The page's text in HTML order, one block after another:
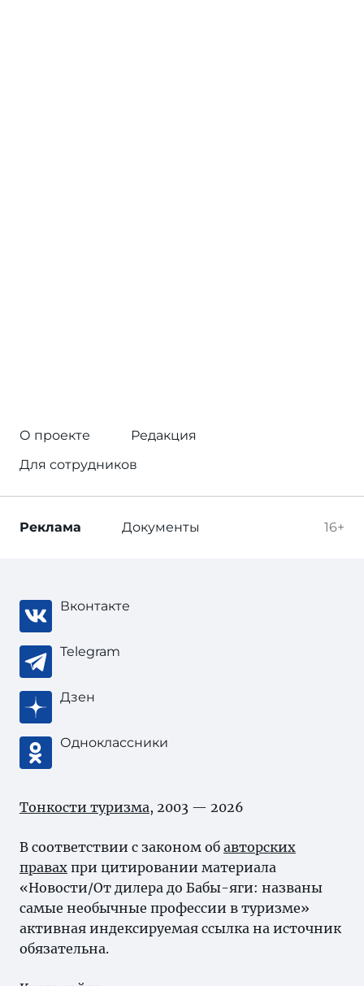
О проекте
Редакция
Для сотрудников
16+
Реклама Документы
Вконтакте
Telegram
Дзен
Одноклассники
Тонкости туризма, 2003 — 2026
В соответствии с законом об авторских
правах при цитировании материала
«Новости/От дилера до Бабы-яги: названы
самые необычные профессии в туризме»
активная индексируемая ссылка на источник
обязательна.